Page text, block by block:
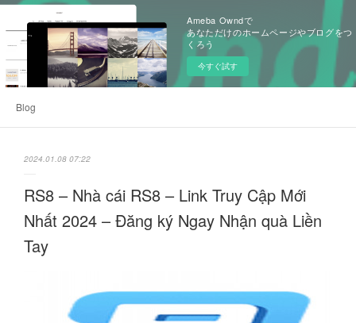
Ameba Owndで
あなただけのホームページやブログをつ
くろう
今すぐ試す
Blog
2024.01.08 07:22
RS8 – Nhà cái RS8 – Link Truy Cập Mới
Nhất 2024 – Đăng ký Ngay Nhận quà Liền
Tay